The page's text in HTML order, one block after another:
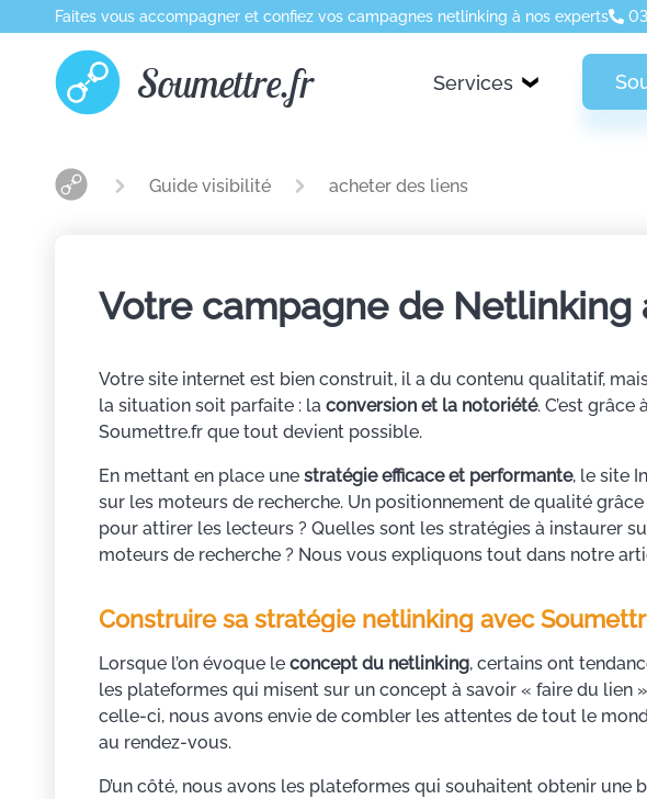
Faites vous accompagner et confiez vos campagnes netlinking à nos experts
Soumettre.fr Services
Guide visibilité acheter des liens
Votre campagne de Netlinking
Votre site internet est bien construit, il a du contenu qualitatif,
la situation soit parfaite : la conversion et la notoriété. C’est grâce
Soumettre.fr que tout devient possible.
En mettant en place une stratégie efficace et performante, le site
sur les moteurs de recherche. Un positionnement de qualité
pour attirer les lecteurs ? Quelles sont les stratégies à instaurer
moteurs de recherche ? Nous vous expliquons tout dans notre
Construire sa stratégie netlinking avec
Lorsque l’on évoque le concept du netlinking, certains ont
les plateformes qui misent sur un concept à savoir « faire du lien
celle-ci, nous avons envie de combler les attentes de tout le
au rendez-vous.
D’un côté, nous avons les plateformes qui souhaitent obtenir